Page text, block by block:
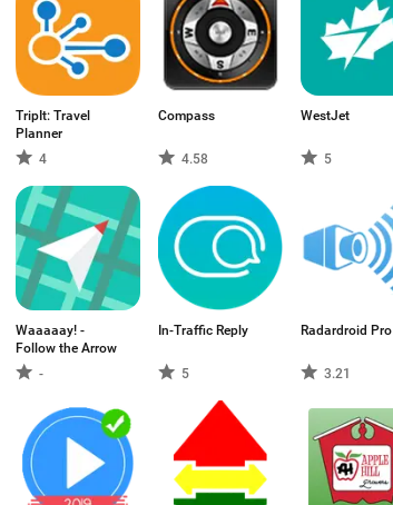
TripIt: Travel
Planner
4
Compass
4.58
WestJet
5
Waaaaay! -
Follow the Arrow
-
In-Traffic Reply
5
Radardroid Pro
3.21